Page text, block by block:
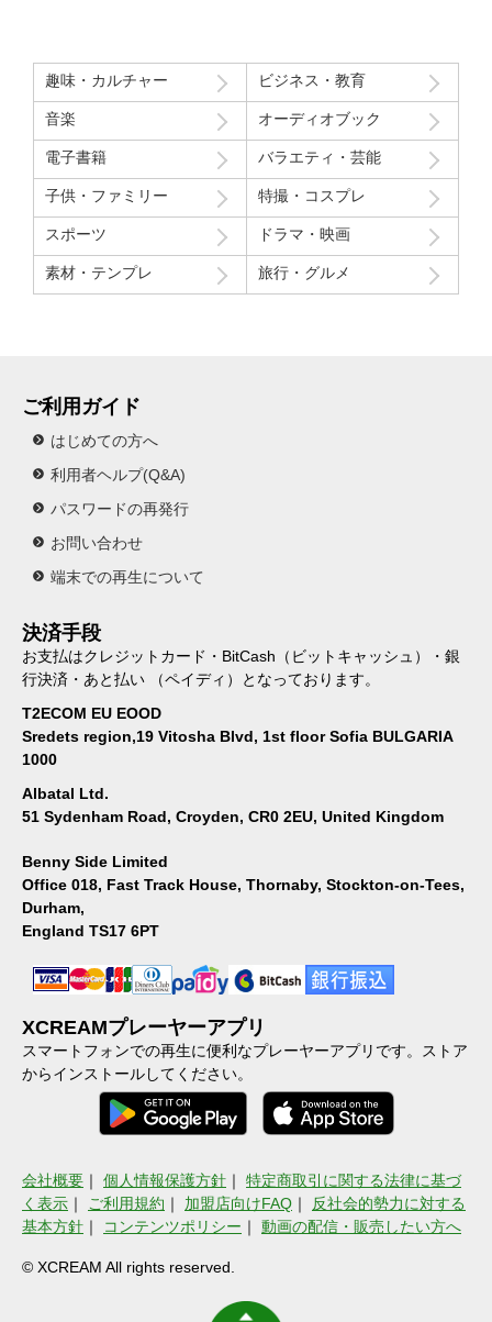
趣味・カルチャー ビジネス・教育
音楽 オーディオブック
電子書籍 バラエティ・芸能
子供・ファミリー 特撮・コスプレ
スポーツ ドラマ・映画
素材・テンプレ 旅行・グルメ
ご利用ガイド
はじめての方へ
利用者ヘルプ(Q&A)
パスワードの再発行
お問い合わせ
端末での再生について
決済手段
お支払はクレジットカード・BitCash（ビットキャッシュ）・銀
行決済・あと払い （ペイディ）となっております。
T2ECOM EU EOOD
Sredets region,19 Vitosha Blvd, 1st floor Sofia BULGARIA
1000
Albatal Ltd.
51 Sydenham Road, Croyden, CR0 2EU, United Kingdom
Benny Side Limited
Office 018, Fast Track House, Thornaby, Stockton-on-Tees,
Durham,
England TS17 6PT
XCREAMプレーヤーアプリ
スマートフォンでの再生に便利なプレーヤーアプリです。ストア
からインストールしてください。
会社概要 ｜ 個人情報保護方針 ｜ 特定商取引に関する法律に基づ
く表示 ｜ ご利用規約 ｜ 加盟店向けFAQ ｜
反社会的勢力に対する
基本方針 ｜ コンテンツポリシー ｜ 動画の配信・販売したい方へ
© XCREAM All rights reserved.